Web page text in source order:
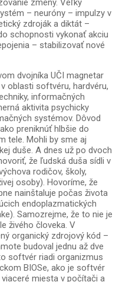
zmeny. Veľký
– neuróny – impulzy v
zdroják a diktát –
schopnosti vykonať akciu
– stabilizovať nové
dvojníka UČI magnetar
oblasti softvéru, hardvéru,
informačných
aktivita psychicky
systémov. Dôvod
preniknúť hlbšie do
tele. Mohli by sme aj
duše. A dnes už po dvoch
že ľudská duša sídli v
rodičov, školy,
osoby). Hovoríme, že
nainštaluje počas života
endoplazmatických
Samozrejme, že to nie je
živého človeka. V
organický zdrojový kód –
budoval jednu až dve
softvér riadi organizmus
BIOSe, ako je softvér
miesta v počítači a